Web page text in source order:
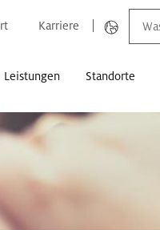
Karriere
Leistungen Standorte